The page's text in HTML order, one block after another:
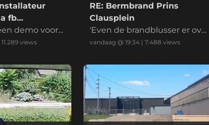
fb
demo voord
11.289views
RE: Bermbrand Prins
Clausplein
'Even de brandblusser er ove
r en het is geblust' riep iema
vandaag @ 19:34 |7.488 views